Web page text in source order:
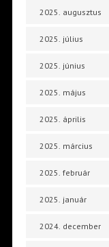
2025. augusztus
2025. július
2025. június
2025. május
2025. április
2025. március
2025. február
2025. január
2024. december